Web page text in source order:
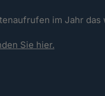
im Jahr
Sie hier.